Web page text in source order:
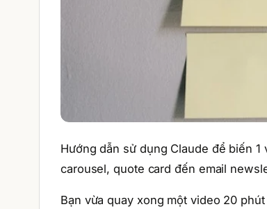
Hướng dẫn sử dụng Claude để biến
carousel, quote card đến email
Bạn vừa quay xong một video 20